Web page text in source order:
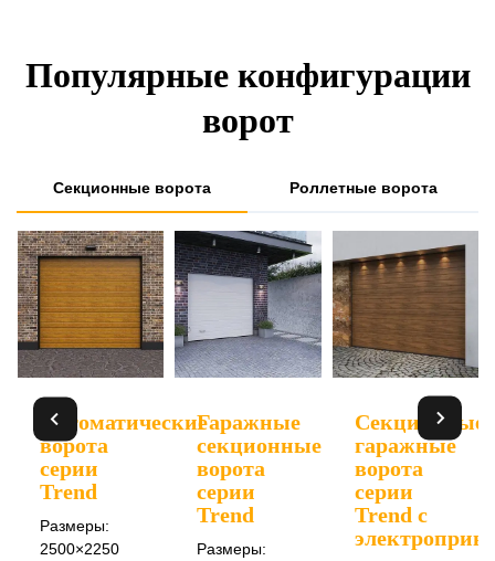
Популярные конфигурации
ворот
Секционные ворота Роллетные ворота
Автоматические
ворота
серии
Trend
Размеры:
2500×2250
Гаражные
секционные
ворота
серии
Trend
Размеры:
Секционные
гаражные
ворота
серии
Trend с